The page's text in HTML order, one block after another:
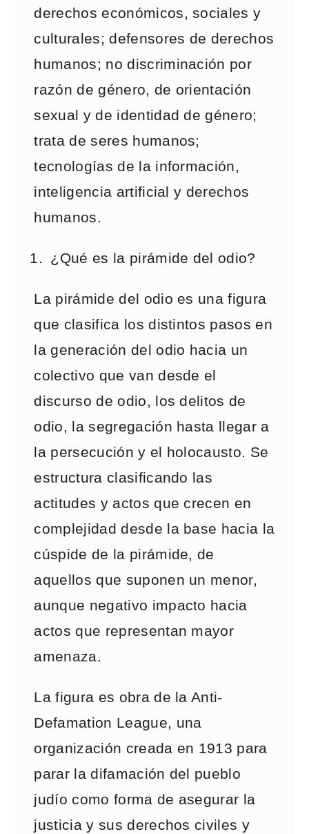
derechos económicos, sociales y
culturales; defensores de derechos
humanos; no discriminación por
razón de género, de orientación
sexual y de identidad de género;
trata de seres humanos;
tecnologías de la información,
inteligencia artificial y derechos
humanos.
¿Qué es la pirámide del odio?
La pirámide del odio es una figura
que clasifica los distintos pasos en
la generación del odio hacia un
colectivo que van desde el
discurso de odio, los delitos de
odio, la segregación hasta llegar a
la persecución y el holocausto. Se
estructura clasificando las
actitudes y actos que crecen en
complejidad desde la base hacia la
cúspide de la pirámide, de
aquellos que suponen un menor,
aunque negativo impacto hacia
actos que representan mayor
amenaza.
La figura es obra de la Anti-
Defamation League, una
organización creada en 1913 para
parar la difamación del pueblo
judío como forma de asegurar la
justicia y sus derechos civiles y